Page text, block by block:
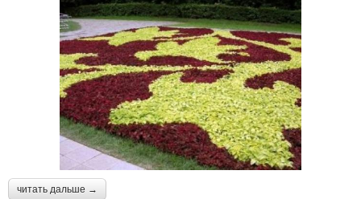
читать дальше →